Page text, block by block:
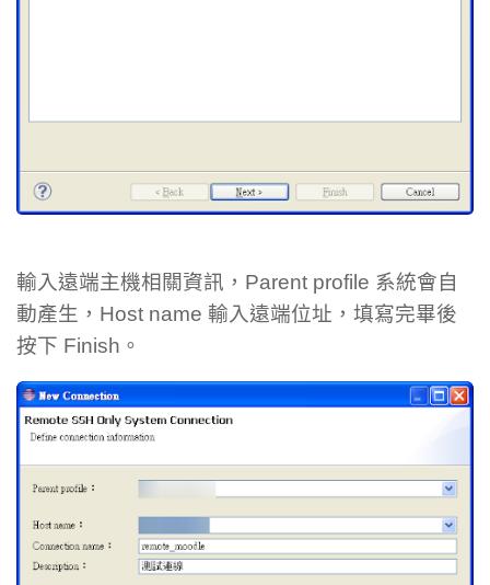
輸入遠端主機相關資訊，Parent profile 系統會自
動產生，Host name 輸入遠端位址，填寫完畢後
按下 Finish。